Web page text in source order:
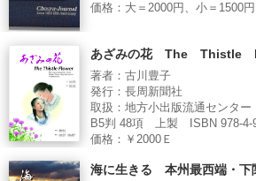
価格：大＝2000円、小＝1500円
あざみの花 The Thistle
著者：古川豊子
発行：長周新聞社
取扱：地方小出版流通センター
B5判 48項 上製 ISBN 978-4-
価格：￥2000Ｅ
海に生きる 本州最西端・下